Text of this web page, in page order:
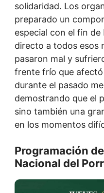
solidaridad. Los
preparado un
especial con el fin
directo a todos esos
pasaron mal y
frente frío que
durante el pasado
demostrando que el
sino también una
en los momentos
Programación
Nacional del